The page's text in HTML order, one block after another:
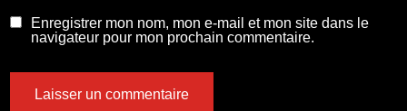
Enregistrer mon nom, mon e-mail et mon site dans le
navigateur pour mon prochain commentaire.